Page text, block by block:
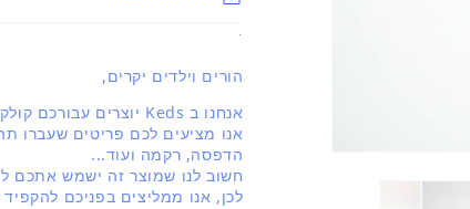
.
הורים וילדים יקרים,
אנחנו ב Keds יוצרים עבורכם קולקציה מעודכנת ברוח האופנה העולמית.
אנו מציעים לכם פריטים שעברו
הדפסה, רקמה ועוד...
חשוב לנו שמוצר זה ישמש אתכם
לכן, אנו ממליצים בפניכם